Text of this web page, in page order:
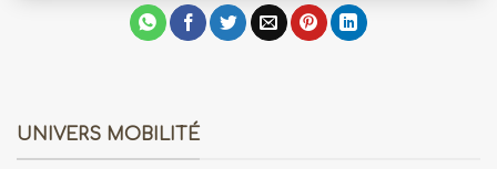
UNIVERS MOBILITÉ